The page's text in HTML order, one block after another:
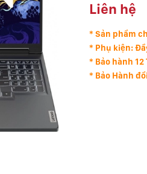
Liên hệ
* Sản phẩm
* Phụ kiện:
* Bảo hành 12
* Bảo Hành